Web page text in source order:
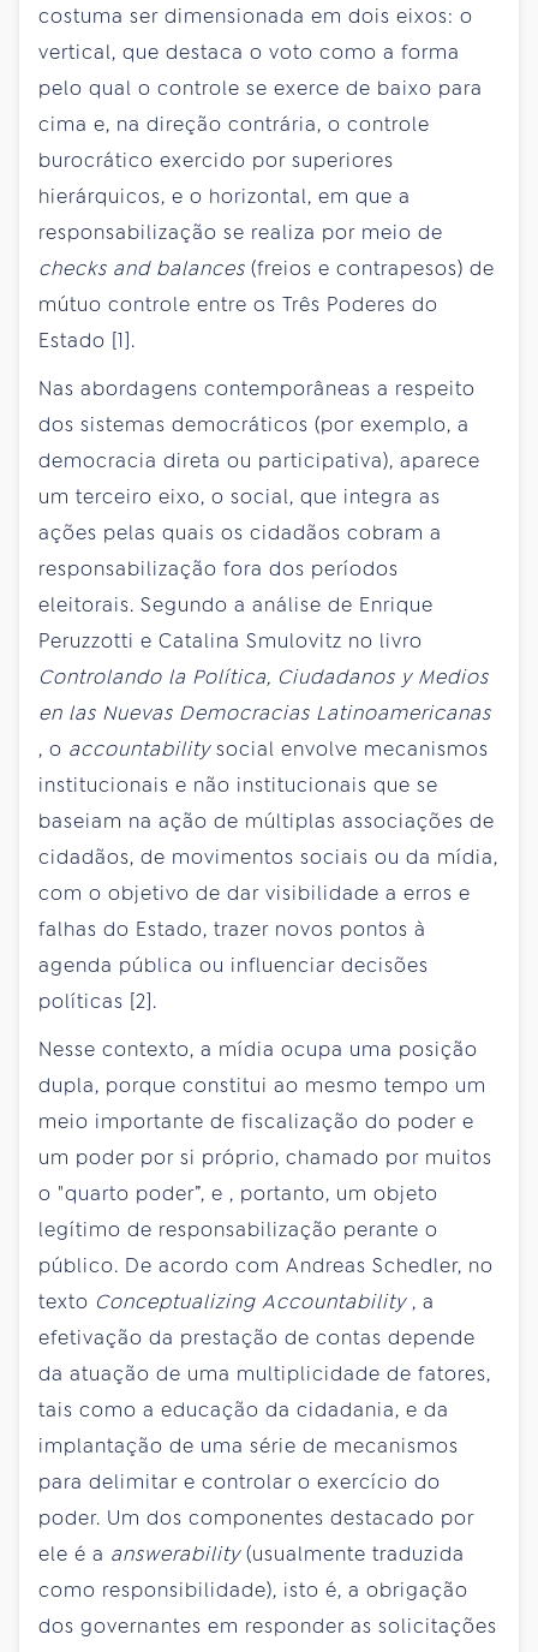
costuma ser dimensionada em dois eixos: o
vertical, que destaca o voto como a forma
pelo qual o controle se exerce de baixo para
cima e, na direção contrária, o controle
burocrático exercido por superiores
hierárquicos, e o horizontal, em que a
responsabilização se realiza por meio de
checks and balances (freios e contrapesos) de
mútuo controle entre os Três Poderes do
Estado [1].
Nas abordagens contemporâneas a respeito
dos sistemas democráticos (por exemplo, a
democracia direta ou participativa), aparece
um terceiro eixo, o social, que integra as
ações pelas quais os cidadãos cobram a
responsabilização fora dos períodos
eleitorais. Segundo a análise de Enrique
Peruzzotti e Catalina Smulovitz no livro
Controlando la Política, Ciudadanos y Medios
en las Nuevas Democracias Latinoamericanas
, o accountabilitysocial envolve mecanismos
institucionais e não institucionais que se
baseiam na ação de múltiplas associações de
cidadãos, de movimentos sociais ou da mídia,
com o objetivo de dar visibilidade a erros e
falhas do Estado, trazer novos pontos à
agenda pública ou influenciar decisões
políticas [2].
Nesse contexto, a mídia ocupa uma posição
dupla, porque constitui ao mesmo tempo um
meio importante de fiscalização do poder e
um poder por si próprio, chamado por muitos
o "quarto poder”, e , portanto, um objeto
legítimo de responsabilização perante o
público. De acordo com Andreas Schedler, no
texto Conceptualizing Accountability , a
efetivação da prestação de contas depende
da atuação de uma multiplicidade de fatores,
tais como a educação da cidadania, e da
implantação de uma série de mecanismos
para delimitar e controlar o exercício do
poder. Um dos componentes destacado por
ele é a answerability(usualmente traduzida
como responsibilidade), isto é, a obrigação
dos governantes em responder as solicitações